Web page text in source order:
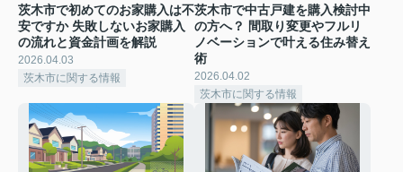
茨木市で初めてのお家購入は不
安ですか 失敗しないお家購入
の流れと資金計画を解説
2026.04.03
茨木市に関する情報
茨木市で中古戸建を購入検討中
の方へ？ 間取り変更やフルリ
ノベーションで叶える住み替え
術
2026.04.02
茨木市に関する情報